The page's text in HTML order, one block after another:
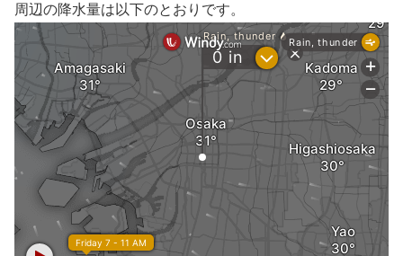
周辺の降水量は以下のとおりです。